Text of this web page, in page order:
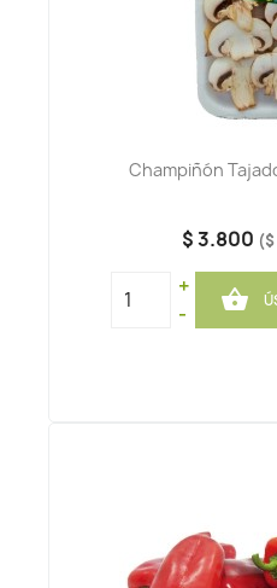
Champiñón
$ 3.800
+
-
